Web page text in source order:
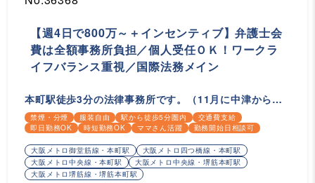
【週4日で800万～＋インセンティブ】弁護士会
費は全額事務所負担／個人受任ＯＫ！ワークラ
イフバランス重視／国際法務メイン
本町駅徒歩3分の法律事務所です。（11月に中津から本
町に移転予定）
禁煙・分煙 服装自由 駅から徒歩5分圏内
交通費支給
即日勤務OK
時短勤務OK ママさん活躍 勤務開始日相談可
大阪メトロ御堂筋線・本町駅
大阪メトロ四つ橋線・本町駅
大阪メトロ中央線・本町駅
大阪メトロ中央線・堺筋本町駅
大阪メトロ堺筋線・堺筋本町駅